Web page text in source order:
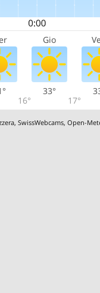
Gio
16°
33°
17°
,SwissWebcams,Open-